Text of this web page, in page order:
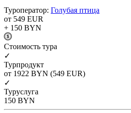
Туроператор: Голубая птица
от 549 EUR
+ 150 BYN
Cтоимость тура
✓
Турпродукт
от 1922 BYN (549 EUR)
✓
Туруслуга
150 BYN